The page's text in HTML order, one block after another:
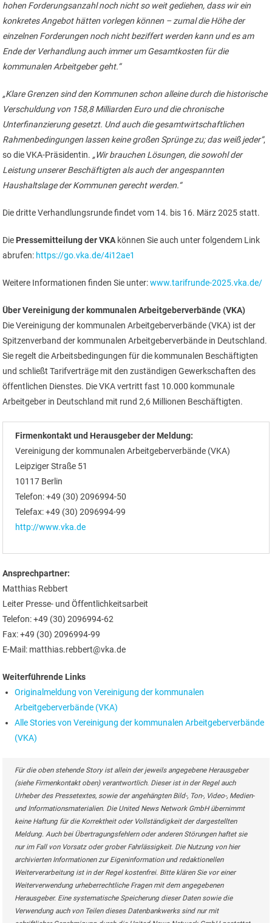
hohen Forderungsanzahl noch nicht so weit gediehen, dass wir ein
konkretes Angebot hätten vorlegen können – zumal die Höhe der
einzelnen Forderungen noch nicht beziffert werden kann und es am
Ende der Verhandlung auch immer um Gesamtkosten für die
kommunalen Arbeitgeber geht.“
„Klare Grenzen sind den Kommunen schon alleine durch die historische
Verschuldung von 158,8 Milliarden Euro und die chronische
Unterfinanzierung gesetzt. Und auch die gesamtwirtschaftlichen
Rahmenbedingungen lassen keine großen Sprünge zu; das weiß jeder“,
so die VKA-Präsidentin. „Wir brauchen Lösungen, die sowohl der
Leistung unserer Beschäftigten als auch der angespannten
Haushaltslage der Kommunen gerecht werden.“
Die dritte Verhandlungsrunde findet vom 14. bis 16. März 2025 statt.
Die Pressemitteilung der VKA können Sie auch unter folgendem Link
abrufen: https://go.vka.de/4i12ae1
Weitere Informationen finden Sie unter:www.tarifrunde-2025.vka.de/
Über Vereinigung der kommunalen Arbeitgeberverbände (VKA)
Die Vereinigung der kommunalen Arbeitgeberverbände (VKA) ist der
Spitzenverband der kommunalen Arbeitgeberverbände in Deutschland.
Sie regelt die Arbeitsbedingungen für die kommunalen Beschäftigten
und schließt Tarifverträge mit den zuständigen Gewerkschaften des
öffentlichen Dienstes. Die VKA vertritt fast 10.000 kommunale
Arbeitgeber in Deutschland mit rund 2,6 Millionen Beschäftigten.
Firmenkontakt und Herausgeber der Meldung:
Vereinigung der kommunalen Arbeitgeberverbände (VKA)
Leipziger Straße 51
10117 Berlin
Telefon: +49 (30) 2096994-50
Telefax: +49 (30) 2096994-99
http://www.vka.de
Ansprechpartner:
Matthias Rebbert
Leiter Presse- und Öffentlichkeitsarbeit
Telefon: +49 (30) 2096994-62
Fax: +49 (30) 2096994-99
E-Mail: matthias.rebbert@vka.de
Weiterführende Links
Originalmeldung von Vereinigung der kommunalen
Arbeitgeberverbände (VKA)
Alle Stories von Vereinigung der kommunalen Arbeitgeberverbände
(VKA)
Für die oben stehende Story ist allein der jeweils angegebene Herausgeber
(siehe Firmenkontakt oben) verantwortlich. Dieser ist in der Regel auch
Urheber des Pressetextes, sowie der angehängten Bild-, Ton-, Video-, Medien-
und Informationsmaterialien. Die United News Network GmbH übernimmt
keine Haftung für die Korrektheit oder Vollständigkeit der dargestellten
Meldung. Auch bei Übertragungsfehlern oder anderen Störungen haftet sie
nur im Fall von Vorsatz oder grober Fahrlässigkeit. Die Nutzung von hier
archivierten Informationen zur Eigeninformation und redaktionellen
Weiterverarbeitung ist in der Regel kostenfrei. Bitte klären Sie vor einer
Weiterverwendung urheberrechtliche Fragen mit dem angegebenen
Herausgeber. Eine systematische Speicherung dieser Daten sowie die
Verwendung auch von Teilen dieses Datenbankwerks sind nur mit